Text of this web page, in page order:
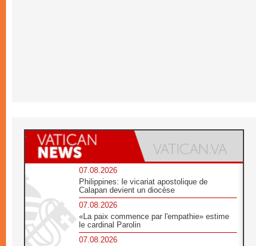
07.08.2026
Philippines: le vicariat apostolique de
Calapan devient un diocèse
07.08.2026
«La paix commence par l'empathie» estime
le cardinal Parolin
07.08.2026